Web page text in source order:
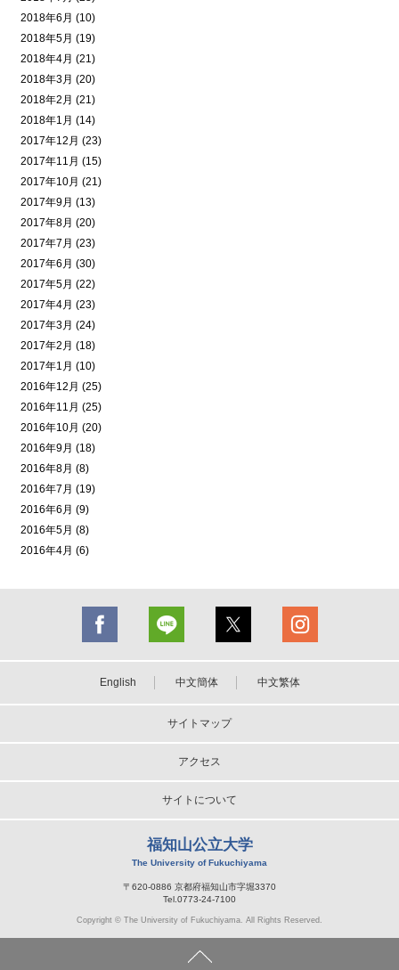
2018年6月 (10)
2018年5月 (19)
2018年4月 (21)
2018年3月 (20)
2018年2月 (21)
2018年1月 (14)
2017年12月 (23)
2017年11月 (15)
2017年10月 (21)
2017年9月 (13)
2017年8月 (20)
2017年7月 (23)
2017年6月 (30)
2017年5月 (22)
2017年4月 (23)
2017年3月 (24)
2017年2月 (18)
2017年1月 (10)
2016年12月 (25)
2016年11月 (25)
2016年10月 (20)
2016年9月 (18)
2016年8月 (8)
2016年7月 (19)
2016年6月 (9)
2016年5月 (8)
2016年4月 (6)
English 中文簡体 中文繁体
サイトマップ
アクセス
サイトについて
福知山公立大学
The University of Fukuchiyama
〒620-0886 京都府福知山市字堀3370
Tel.0773-24-7100
Copyright © The University of Fukuchiyama. All Rights Reserved.